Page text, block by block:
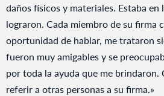
daños físicos y materiales. Estaba
lograron. Cada miembro de su firma
oportunidad de hablar, me trataron
fueron muy amigables y se
por toda la ayuda que me
referir a otras personas a su firma.»